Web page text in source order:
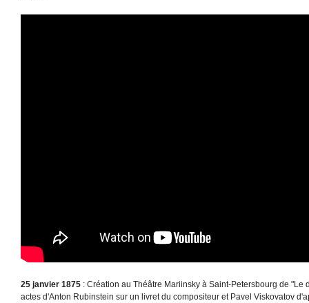
25 janvier 1875 : Création au Théâtre Mariinsky à Saint-Petersbourg de "Le
actes d'Anton Rubinstein sur un livret du compositeur et Pavel Viskovatov